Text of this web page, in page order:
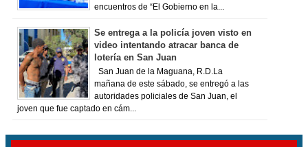
encuentros de “El Gobierno en la...
Se entrega a la policía joven visto en
video intentando atracar banca de
lotería en San Juan
San Juan de la Maguana, R.D.La
mañana de este sábado, se entregó a las
autoridades policiales de San Juan, el
joven que fue captado en cám...